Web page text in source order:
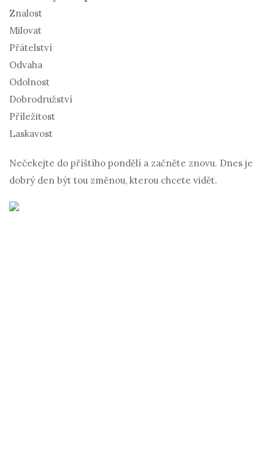
Znalost
Milovat
Přátelství
Odvaha
Odolnost
Dobrodružství
Příležitost
Laskavost
Nečekejte do příštího pondělí a začněte znovu. Dnes je
dobrý den být tou změnou, kterou chcete vidět.